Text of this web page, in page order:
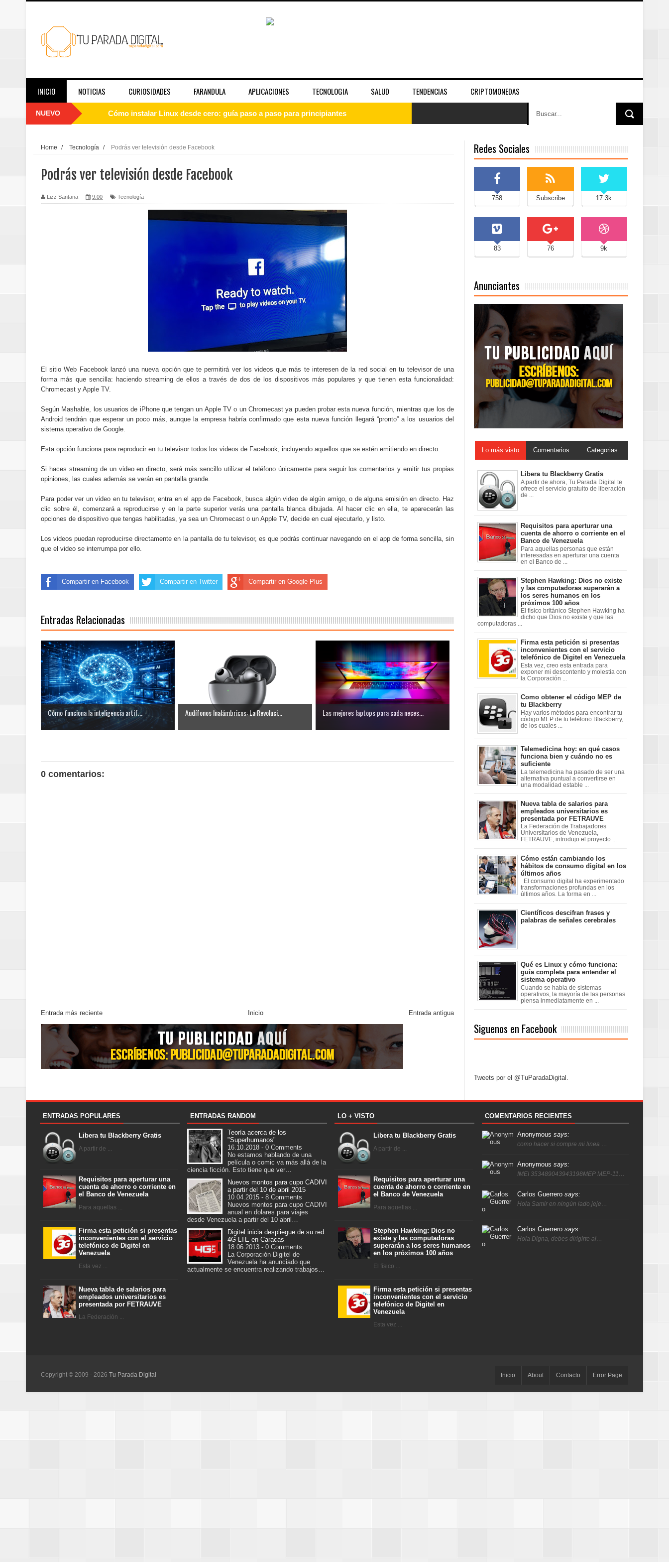
INICIO NOTICIAS CURIOSIDADES FARANDULA APLICACIONES TECNOLOGIA SALUD TENDENCIAS CRIPTOMONEDAS
NUEVO Cómo instalar Linux desde cero: guía paso a paso para principiantes
El papel de las redes sociales en la fama y la imagen pública de las celebridades
Telemedicina hoy: en qué casos funciona bien y cuándo no es suficiente
Cómo la tecnología está cambiando el consumo de noticias en internet
Aplicaciones para gestionar gastos personales: cómo funcionan y qué ofrecen
Guía completa para entender la inteligencia artificial sin ser experto
La noticia tecnológica más relevante de la semana explicada sin tecnicismos
Cómo ha cambiado la forma de informarse en internet y qué viene después
Cómo una polémica en redes sociales se convierte en tendencia global
Curiosidades tecnológicas que pocos conocen sobre internet y el mundo digital
Tendencias tecnológicas que marcarán el próximo mes y por qué importan
Telemedicina: beneficios reales, riesgos y cómo funciona actualmente
Cómo la tecnología está cambiando el consumo de noticias en internet
Automatización y trabajo: cómo la tecnología está transformando el empleo
Aplicaciones de salud: qué datos recopilan y cómo los utilizan
Cómo están cambiando los hábitos de consumo digital en los últimos años
Ubuntu vs Linux Mint: diferencias, ventajas y cuál elegir según tu perfil
Home / Tecnología / Podrás ver televisión desde Facebook
Podrás ver televisión desde Facebook
Lizz Santana 9:00 Tecnología
El sitio Web Facebook lanzó una nueva opción que te permitirá ver los videos que más te interesen de la red social en tu televisor de una
forma más que sencilla: haciendo streaming de ellos a través de dos de los dispositivos más populares y que tienen esta funcionalidad:
Chromecast y Apple TV.
Según Mashable, los usuarios de iPhone que tengan un Apple TV o un Chromecast ya pueden probar esta nueva función, mientras que los de
Android tendrán que esperar un poco más, aunque la empresa habría confirmado que esta nueva función llegará “pronto” a los usuarios del
sistema operativo de Google.
Esta opción funciona para reproducir en tu televisor todos los videos de Facebook, incluyendo aquellos que se estén emitiendo en directo.
Si haces streaming de un video en directo, será más sencillo utilizar el teléfono únicamente para seguir los comentarios y emitir tus propias
opiniones, las cuales además se verán en pantalla grande.
Para poder ver un video en tu televisor, entra en el app de Facebook, busca algún video de algún amigo, o de alguna emisión en directo. Haz
clic sobre él, comenzará a reproducirse y en la parte superior verás una pantalla blanca dibujada. Al hacer clic en ella, te aparecerán las
opciones de dispositivo que tengas habilitadas, ya sea un Chromecast o un Apple TV, decide en cual ejecutarlo, y listo.
Los videos puedan reproducirse directamente en la pantalla de tu televisor, es que podrás continuar navegando en el app de forma sencilla, sin
que el video se interrumpa por ello.
Compartir en Facebook Compartir en Twitter Compartir en Google Plus
Entradas Relacionadas
Cómo funciona la inteligencia artif... Audífonos Inalámbricos: La Revoluci... Las mejores laptops para cada neces...
0 comentarios:
Entrada más reciente Entrada antigua
Inicio
Redes Sociales
758 Subscribe 17.3k
83 76 9k
Anunciantes
Lo más visto Comentarios Categorias
Libera tu Blackberry Gratis
A partir de ahora, Tu Parada Digital te
ofrece el servicio gratuito de liberación
de ...
Requisitos para aperturar una
cuenta de ahorro o corriente en el
Banco de Venezuela
Para aquellas personas que están
interesadas en aperturar una cuenta
en el Banco de ...
Stephen Hawking: Dios no existe
y las computadoras superarán a
los seres humanos en los
próximos 100 años
El físico británico Stephen Hawking ha
dicho que Dios no existe y que las
computadoras ...
Firma esta petición si presentas
inconvenientes con el servicio
telefónico de Digitel en Venezuela
Esta vez, creo esta entrada para
exponer mi descontento y molestia con
la Corporación ...
Como obtener el código MEP de
tu Blackberry
Hay varios métodos para encontrar tu
código MEP de tu teléfono Blackberry,
de los cuales ...
Telemedicina hoy: en qué casos
funciona bien y cuándo no es
suficiente
La telemedicina ha pasado de ser una
alternativa puntual a convertirse en
una modalidad estable ...
Nueva tabla de salarios para
empleados universitarios es
presentada por FETRAUVE
La Federación de Trabajadores
Universitarios de Venezuela,
FETRAUVE, introdujo el proyecto ...
Cómo están cambiando los
hábitos de consumo digital en los
últimos años
El consumo digital ha experimentado
transformaciones profundas en los
últimos años. La forma en ...
Científicos descifran frases y
palabras de señales cerebrales
Qué es Linux y cómo funciona:
guía completa para entender el
sistema operativo
Cuando se habla de sistemas
operativos, la mayoría de las personas
piensa inmediatamente en ...
Siguenos en Facebook
Tweets por el @TuParadaDigital.
ENTRADAS POPULARES
Libera tu Blackberry Gratis
A partir de ...
Requisitos para aperturar una
cuenta de ahorro o corriente en
el Banco de Venezuela
Para aquellas ...
Firma esta petición si presentas
inconvenientes con el servicio
telefónico de Digitel en
Venezuela
Esta vez ...
Nueva tabla de salarios para
empleados universitarios es
presentada por FETRAUVE
La Federación ...
ENTRADAS RANDOM
Teoría acerca de los
"Superhumanos"
16.10.2018 - 0 Comments
No estamos hablando de una
película o comic va más allá de la
ciencia ficción. Esto tiene que ver…
Nuevos montos para cupo CADIVI
a partir del 10 de abril 2015
10.04.2015 - 8 Comments
Nuevos montos para cupo CADIVI
anual en dolares para viajes
desde Venezuela a partir del 10 abril…
Digitel inicia despliegue de su red
4G LTE en Caracas
18.06.2013 - 0 Comments
La Corporación Digitel de
Venezuela ha anunciado que
actualmente se encuentra realizando trabajos…
LO + VISTO
Libera tu Blackberry Gratis
A partir de ...
Requisitos para aperturar una
cuenta de ahorro o corriente en
el Banco de Venezuela
Para aquellas ...
Stephen Hawking: Dios no
existe y las computadoras
superarán a los seres humanos
en los próximos 100 años
El físico ...
Firma esta petición si presentas
inconvenientes con el servicio
telefónico de Digitel en
Venezuela
Esta vez ...
COMENTARIOS RECIENTES
Anonymous says:
como hacer si compre mi linea …
Anonymous says:
IMEI 353489043943198MEP MEP-11…
Carlos Guerrero says:
Hola Samir en ningún lado jeje…
Carlos Guerrero says:
Hola Digna, debes dirigirte al…
Copyright © 2009 - 2026 Tu Parada Digital Inicio About Contacto Error Page